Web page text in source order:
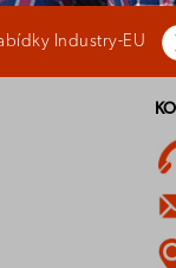
Industry-EU